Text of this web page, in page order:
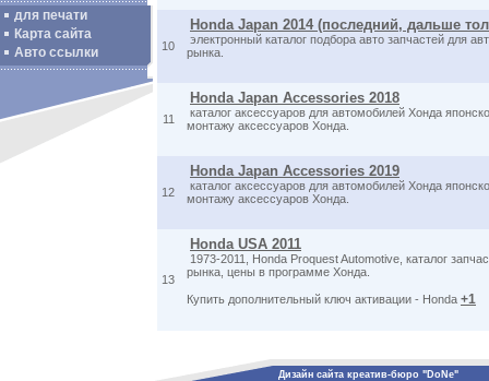
для печати
Карта сайта
Авто ссылки
10
Honda Japan 2014 (последний, дальше
электронный каталог подбора авто запчастей для
рынка.
11
Honda Japan Accessories 2018
каталог аксессуаров для автомобилей Хонда
монтажу аксессуаров Хонда.
12
Honda Japan Accessories 2019
каталог аксессуаров для автомобилей Хонда
монтажу аксессуаров Хонда.
13
Honda USA 2011
1973-2011, Honda Proquest Automotive, каталог
рынка, цены в программе Хонда.
Купить дополнительный ключ активации - Honda +1
Дизайн сайта креатив-бюро "DoNe"